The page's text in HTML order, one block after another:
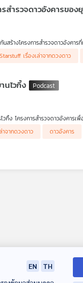
สำรวจดาวอังคารของ
สร้างโครงการสำรวจดาวอังค
รขึ้นกับโครงการสำรวจดาวอังคา
ดาวอังคารจะสิ้นสุดลงอย่างน่าเ
Starstuff เรื่องเล่าจากดวงดาว
นไวกิ้ง
วกิ้ง โครงการสำรวจดาวอังคาร
พร้อมเจาะลึกเบื้องหลังของโคร
าจากดวงดาว ดาวอังคาร
EN
TH